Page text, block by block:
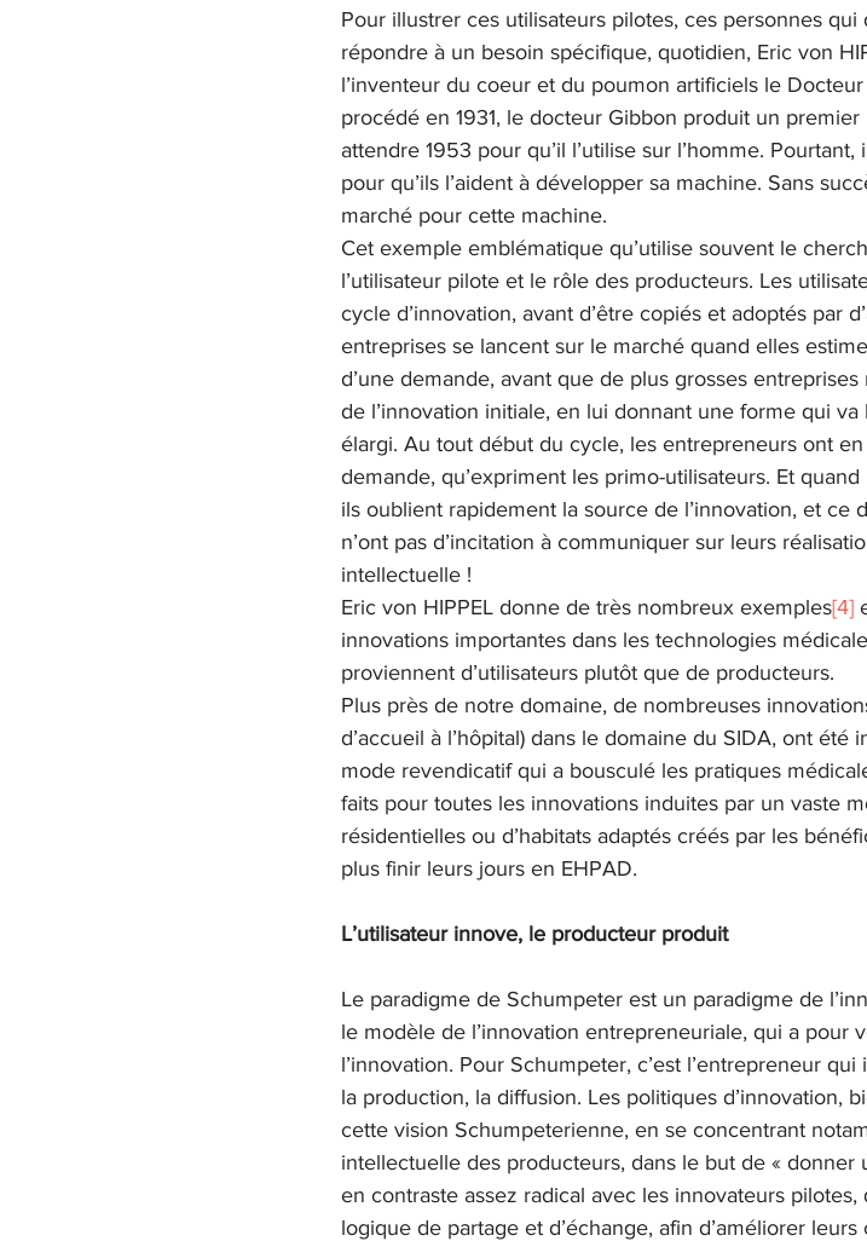
Pour illustrer ces utilisateurs pilotes, ces personnes
répondre à un besoin spécifique, quotidien, Eric von
l’inventeur du coeur et du poumon artificiels le
procédé en 1931, le docteur Gibbon produit un
attendre 1953 pour qu’il l’utilise sur l’homme.
pour qu’ils l’aident à développer sa machine. Sans
marché pour cette machine.
Cet exemple emblématique qu’utilise souvent le
l’utilisateur pilote et le rôle des producteurs. Les
cycle d’innovation, avant d’être copiés et adoptés par
entreprises se lancent sur le marché quand elles
d’une demande, avant que de plus grosses
de l’innovation initiale, en lui donnant une forme qui
élargi. Au tout début du cycle, les entrepreneurs ont
demande, qu’expriment les primo-utilisateurs. Et
ils oublient rapidement la source de l’innovation, et ce
n’ont pas d’incitation à communiquer sur leurs
intellectuelle !
Eric von HIPPEL donne de très nombreux exemples[4]
innovations importantes dans les technologies
proviennent d’utilisateurs plutôt que de producteurs.
Plus près de notre domaine, de nombreuses
d’accueil à l’hôpital) dans le domaine du SIDA, ont été
mode revendicatif qui a bousculé les pratiques
faits pour toutes les innovations induites par un vaste
résidentielles ou d’habitats adaptés créés par les
plus finir leurs jours en EHPAD.
L’utilisateur innove, le producteur produit
Le paradigme de Schumpeter est un paradigme de
le modèle de l’innovation entrepreneuriale, qui a pour
l’innovation. Pour Schumpeter, c’est l’entrepreneur
la production, la diffusion. Les politiques d’innovation,
cette vision Schumpeterienne, en se concentrant
intellectuelle des producteurs, dans le but de « donner
en contraste assez radical avec les innovateurs
logique de partage et d’échange, afin d’améliorer